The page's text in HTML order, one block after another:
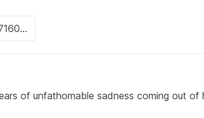
of unfathomable sadness coming out of